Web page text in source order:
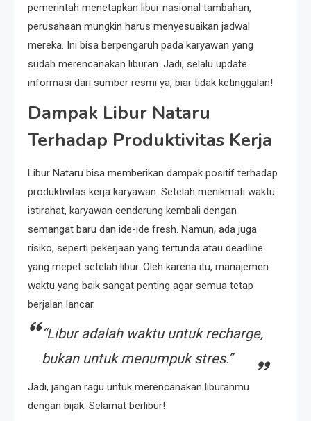
pemerintah menetapkan libur nasional tambahan,
perusahaan mungkin harus menyesuaikan jadwal
mereka. Ini bisa berpengaruh pada karyawan yang
sudah merencanakan liburan. Jadi, selalu update
informasi dari sumber resmi ya, biar tidak ketinggalan!
Dampak Libur Nataru
Terhadap Produktivitas Kerja
Libur Nataru bisa memberikan dampak positif terhadap
produktivitas kerja karyawan. Setelah menikmati waktu
istirahat, karyawan cenderung kembali dengan
semangat baru dan ide-ide fresh. Namun, ada juga
risiko, seperti pekerjaan yang tertunda atau deadline
yang mepet setelah libur. Oleh karena itu, manajemen
waktu yang baik sangat penting agar semua tetap
berjalan lancar.
“Libur adalah waktu untuk recharge,
bukan untuk menumpuk stres.”
Jadi, jangan ragu untuk merencanakan liburanmu
dengan bijak. Selamat berlibur!